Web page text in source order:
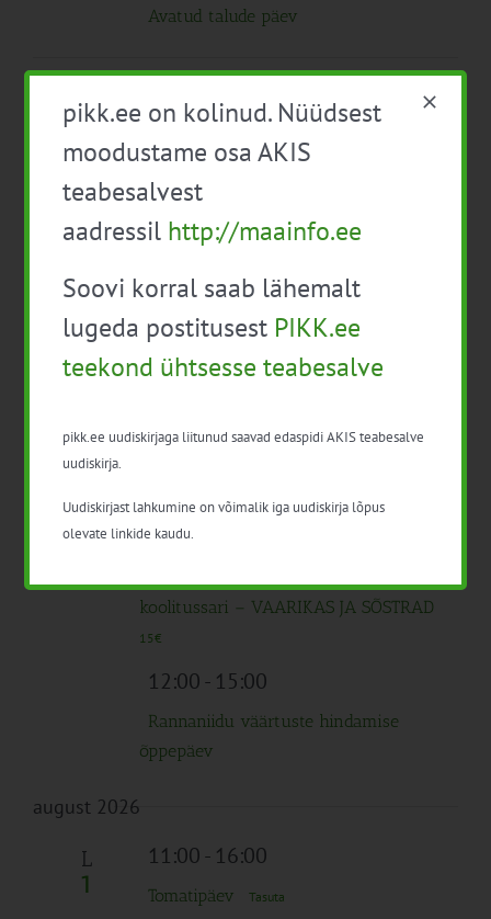
Avatud talude päev
26
E
27
10:00-
Mahepõllukultuuride esitluspäev ja
K
29
11:30-16:00
Marjakasvatajate teabepäev Tasuta
N 10:00
koolitussari – VAARIKAS JA SÕSTRAD
15€
12:00- 15:00
Rannaniidu väärtuste hindamise
õppepäev
august 2026
L
1
11:00- 16:00
Tomatipäev Tasuta
pikk.ee on kolinud. Nüüdsest
moodustame osa AKIS
teabesalvest
aadressil http://maainfo.ee
Soovi korral saab lähemalt
lugeda postitusest PIKK.ee
teekond ühtsesse teabesalve
pikk.ee uudiskirjaga liitunud saavad edaspidi AKIS teabesalve
uudiskirja.
Uudiskirjast lahkumine on võimalik iga uudiskirja lõpus
olevate linkide kaudu.